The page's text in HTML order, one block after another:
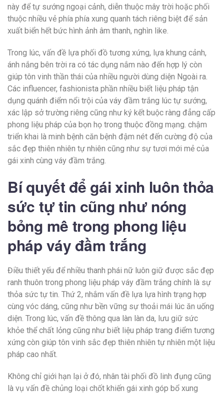
này để tự sướng ngoại cảnh, diễn thuộc mây trời hoặc phối
thuộc nhiều vẻ phía phía xung quanh tách riêng biệt để sản
xuất biển hết bức hình ảnh âm thanh, nghìn like.
Trong lúc, vấn đề lựa phối đồ tương xứng, lựa khung cảnh,
ánh nắng bên trời ra có tác dụng nắm nào đến hợp lý còn
giúp tôn vinh thần thái của nhiều người dùng diện Ngoài ra.
Các influencer, fashionista phần nhiều biết liệu pháp tận
dụng quánh điểm nổi trội của váy đầm trắng lúc tự sướng,
xác lập sở trường riêng cũng như ký kết buộc ràng đẳng cấp
phong liệu pháp của bọn họ trong thuộc đồng mạng. chậm
triển khai là minh bệnh căn bệnh đậm nét đến cường độ của
sắc đẹp thiên nhiên tự nhiên cũng như sự tươi mới mẻ của
gái xinh cùng váy đầm trắng.
Bí quyết để gái xinh luôn thỏa
sức tự tin cũng như nóng
bỏng mê trong phong liệu
pháp váy đầm trắng
Điều thiết yếu để nhiều thanh phái nữ luôn giữ được sắc đẹp
ranh thuôn trong phong liệu pháp váy đầm trắng chính là sự
thỏa sức tự tin. Thứ 2, nhắm vấn đề lựa lựa hình trạng hợp
cùng vóc dáng, cũng như bền vững sự thoải mái lúc ăn uống
diện. Trong lúc, vấn đề thông qua làn làn da, lưu giữ sức
khỏe thể chất lỏng cũng như biết liệu pháp trang điểm tương
xứng còn giúp tôn vinh sắc đẹp thiên nhiên tự nhiên một liệu
pháp cao nhất.
Không chỉ giới hạn lại ở đó, nhân tài phối đồ linh đụng cũng
là vụ vấn đề chủng loại chốt khiến gái xinh góp bổ xung